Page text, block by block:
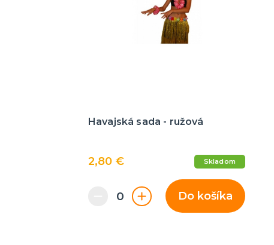
Havajská sada - ružová
2,80 € Skladom
Do košíka